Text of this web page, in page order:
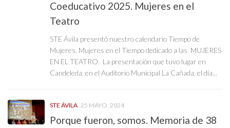
Coeducativo 2025. Mujeres en el
Teatro
STE Ávila presentó nuestro calendario Tiempo de
Mujeres, Mujeres en el Tiempo dedicado a las MUJERES
EN EL TEATRO. La presentación que tuvo lugar en
Candeleda, en el Auditorio Municipal La Cañada, el día...
STE ÁVILA 25 MAYO, 2024
Porque fueron, somos. Memoria de 38